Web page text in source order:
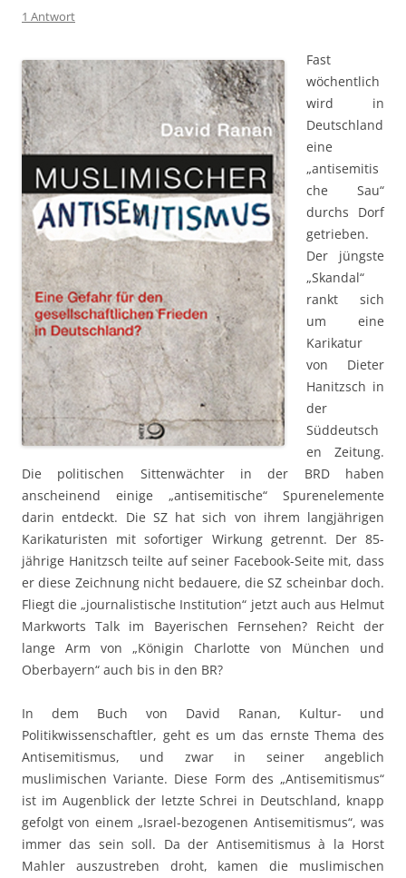
1 Antwort
Fast
wöchentlich
wird in
Deutschland
eine
„antisemitis
che Sau“
durchs Dorf
getrieben.
Der jüngste
„Skandal“
rankt sich
um eine
Karikatur
von Dieter
Hanitzsch in
der
Süddeutsch
en Zeitung.
Die politischen Sittenwächter in der BRD haben
anscheinend einige „antisemitische“ Spurenelemente
darin entdeckt. Die SZ hat sich von ihrem langjährigen
Karikaturisten mit sofortiger Wirkung getrennt. Der 85-
jährige Hanitzsch teilte auf seiner Facebook-Seite mit, dass
er diese Zeichnung nicht bedauere, die SZ scheinbar doch.
Fliegt die „journalistische Institution“ jetzt auch aus Helmut
Markworts Talk im Bayerischen Fernsehen? Reicht der
lange Arm von „Königin Charlotte von München und
Oberbayern“ auch bis in den BR?
In dem Buch von David Ranan, Kultur- und
Politikwissenschaftler, geht es um das ernste Thema des
Antisemitismus, und zwar in seiner angeblich
muslimischen Variante. Diese Form des „Antisemitismus“
ist im Augenblick der letzte Schrei in Deutschland, knapp
gefolgt von einem „Israel-bezogenen Antisemitismus“, was
immer das sein soll. Da der Antisemitismus à la Horst
Mahler auszustreben droht, kamen die muslimischen